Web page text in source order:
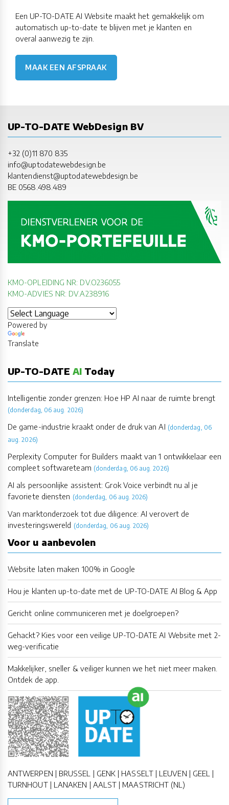
Een UP-TO-DATE AI Website maakt het gemakkelijk om
automatisch up-to-date te blijven met je klanten en
overal aanwezig te zijn.
MAAK EEN AFSPRAAK
UP-TO-DATE WebDesign BV
+32 (0)11 870 835
info@uptodatewebdesign.be
klantendienst@uptodatewebdesign.be
BE 0568.498.489
KMO-OPLEIDING NR: DV.O236055
KMO-ADVIES NR: DV.A238916
Powered by
Translate
UP-TO-DATE AI Today
Intelligentie zonder grenzen: Hoe HP AI naar de ruimte brengt
(donderdag, 06 aug. 2026)
De game-industrie kraakt onder de druk van AI (donderdag, 06
aug. 2026)
Perplexity Computer for Builders maakt van 1 ontwikkelaar een
compleet softwareteam (donderdag, 06 aug. 2026)
AI als persoonlijke assistent: Grok Voice verbindt nu al je
favoriete diensten (donderdag, 06 aug. 2026)
Van marktonderzoek tot due diligence: AI verovert de
investeringswereld (donderdag, 06 aug. 2026)
Voor u aanbevolen
Website laten maken 100% in Google
Hou je klanten up-to-date met de UP-TO-DATE AI Blog & App
Gericht online communiceren met je doelgroepen?
Gehackt? Kies voor een veilige UP-TO-DATE AI Website met 2-
weg-verificatie
Makkelijker, sneller & veiliger kunnen we het niet meer maken.
Ontdek de app.
ANTWERPEN | BRUSSEL | GENK | HASSELT | LEUVEN | GEEL |
TURNHOUT | LANAKEN | AALST | MAASTRICHT (NL)